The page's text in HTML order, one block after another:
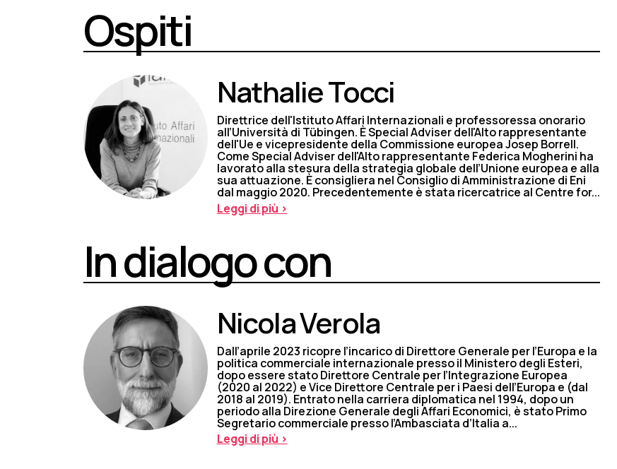
Ospiti
Nathalie Tocci
Direttrice dell'Istituto Affari Internazionali e professoressa onorario
all’Università di Tübingen. È Special Adviser dell'Alto rappresentante
dell'Ue e vicepresidente della Commissione europea Josep Borrell.
Come Special Adviser dell'Alto rappresentante Federica Mogherini ha
lavorato alla stesura della strategia globale dell’Unione europea e alla
sua attuazione. È consigliera nel Consiglio di Amministrazione di Eni
dal maggio 2020. Precedentemente è stata ricercatrice al Centre for...
Leggi di più >
In dialogo con
Nicola Verola
Dall’aprile 2023 ricopre l’incarico di Direttore Generale per l’Europa e la
politica commerciale internazionale presso il Ministero degli Esteri,
dopo essere stato Direttore Centrale per l’Integrazione Europea
(2020 al 2022) e Vice Direttore Centrale per i Paesi dell’Europa e (dal
2018 al 2019). Entrato nella carriera diplomatica nel 1994, dopo un
periodo alla Direzione Generale degli Affari Economici, è stato Primo
Segretario commerciale presso l’Ambasciata d’Italia a...
Leggi di più >